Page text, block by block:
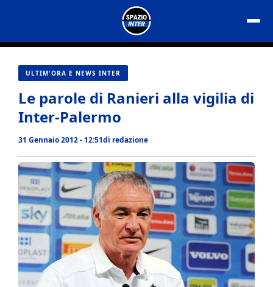
contenuto
ULTIM'ORA E NEWS INTER
Le parole di Ranieri alla vigilia di
Inter-Palermo
31 Gennaio 2012 - 12:51di redazione